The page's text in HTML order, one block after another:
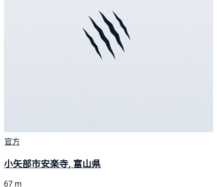
官方
小矢部市安楽寺, 富山県
67 m